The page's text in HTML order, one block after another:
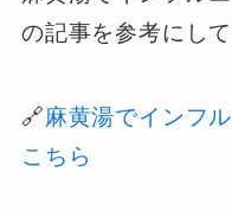
の記事を参考にして
🔗麻黄湯でインフ
こちら